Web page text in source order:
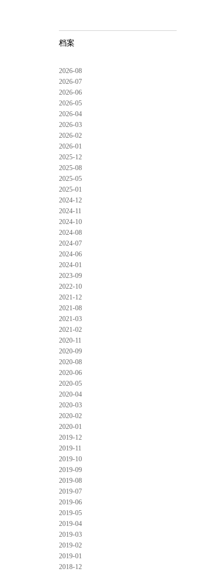
档案
2026-08
2026-07
2026-06
2026-05
2026-04
2026-03
2026-02
2026-01
2025-12
2025-08
2025-05
2025-01
2024-12
2024-11
2024-10
2024-08
2024-07
2024-06
2024-01
2023-09
2022-10
2021-12
2021-08
2021-03
2021-02
2020-11
2020-09
2020-08
2020-06
2020-05
2020-04
2020-03
2020-02
2020-01
2019-12
2019-11
2019-10
2019-09
2019-08
2019-07
2019-06
2019-05
2019-04
2019-03
2019-02
2019-01
2018-12